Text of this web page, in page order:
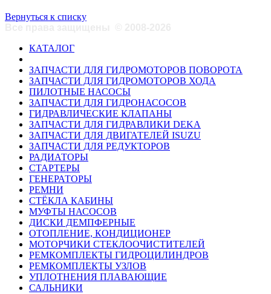
Вернуться к списку
КАТАЛОГ
ЗАПЧАСТИ ДЛЯ ГИДРОМОТОРОВ ПОВОРОТА
ЗАПЧАСТИ ДЛЯ ГИДРОМОТОРОВ ХОДА
ПИЛОТНЫЕ НАСОСЫ
ЗАПЧАСТИ ДЛЯ ГИДРОНАСОСОВ
ГИДРАВЛИЧЕСКИЕ КЛАПАНЫ
ЗАПЧАСТИ ДЛЯ ГИДРАВЛИКИ DEKA
ЗАПЧАСТИ ДЛЯ ДВИГАТЕЛЕЙ ISUZU
ЗАПЧАСТИ ДЛЯ РЕДУКТОРОВ
РАДИАТОРЫ
СТАРТЕРЫ
ГЕНЕРАТОРЫ
РЕМНИ
СТЁКЛА КАБИНЫ
МУФТЫ НАСОСОВ
ДИСКИ ДЕМПФЕРНЫЕ
ОТОПЛЕНИЕ, КОНДИЦИОНЕР
МОТОРЧИКИ СТЕКЛООЧИСТИТЕЛЕЙ
РЕМКОМПЛЕКТЫ ГИДРОЦИЛИНДРОВ
РЕМКОМПЛЕКТЫ УЗЛОВ
УПЛОТНЕНИЯ ПЛАВАЮЩИЕ
САЛЬНИКИ